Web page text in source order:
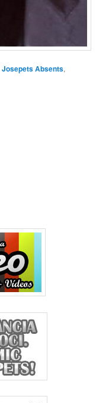
Josepets Absents,